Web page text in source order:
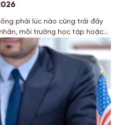
phải lúc nào cũng trải đầy
môi trường học tập hoặc
nhiều Sinh viên quyết định
năm 2025–2026, Chính
quy định về việc chuyển đổi cơ